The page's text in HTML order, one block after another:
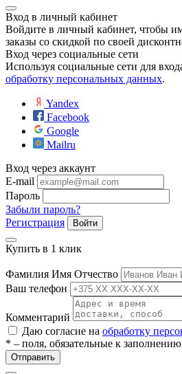
Вход в личный кабинет
Войдите в личный кабинет, чтобы
заказы со скидкой по своей
Вход через социальные сети
Используя социальные сети для
обработку персональных данных.
Yandex
Facebook
Google
Mailru
Вход через аккаунт
E-mail
Пароль
Забыли пароль?
Регистрация
Войти
Купить в 1 клик
Фамилия Имя Отчество
Ваш телефон
Комментарий
Даю согласие на обработку
* – поля, обязательные к заполнению
Отправить